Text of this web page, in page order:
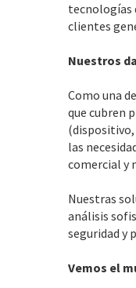
tecnologías
clientes
Nuestros
Como una
que cubren
las
comercial y
Nuestras
análisis
seguridad y
Vemos el